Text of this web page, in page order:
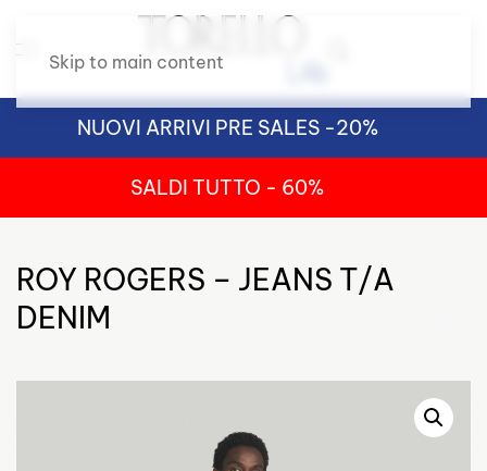
Skip to main content
NUOVI ARRIVI PRE SALES -20%
SALDI TUTTO - 60%
ROY ROGERS – JEANS T/A
DENIM